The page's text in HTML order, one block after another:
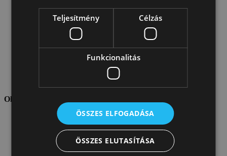
Oldaltérkép
Teljesítmény Célzás
Funkcionalitás
ÖSSZES ELFOGADÁSA
ÖSSZES ELUTASÍTÁSA